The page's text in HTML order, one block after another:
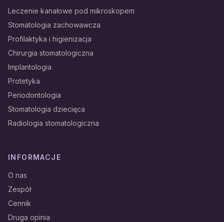
Leczenie kanałowe pod mikroskopem
Stomatologia zachowawcza
Profilaktyka i higienizacja
Chirurgia stomatologiczna
Implantologia
Protetyka
Periodontologia
Stomatologia dziecięca
Radiologia stomatologiczna
INFORMACJE
O nas
Zespół
Cennik
Druga opinia